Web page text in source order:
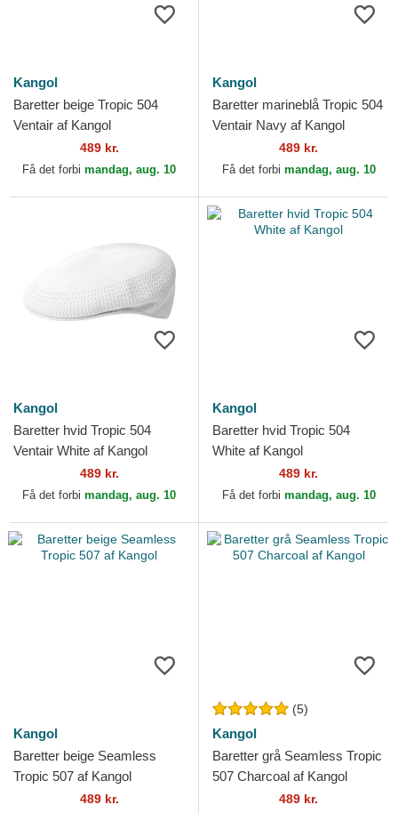
Kangol
Baretter beige Tropic 504
Ventair af Kangol
489 kr.
Få det forbi mandag, aug. 10
Kangol
Baretter marineblå Tropic 504
Ventair Navy af Kangol
489 kr.
Få det forbi mandag, aug. 10
Kangol
Baretter hvid Tropic 504
Ventair White af Kangol
489 kr.
Få det forbi mandag, aug. 10
Kangol
Baretter hvid Tropic 504
White af Kangol
489 kr.
Få det forbi mandag, aug. 10
Kangol
Baretter beige Seamless
Tropic 507 af Kangol
489 kr.
(5)
Kangol
Baretter grå Seamless Tropic
507 Charcoal af Kangol
489 kr.